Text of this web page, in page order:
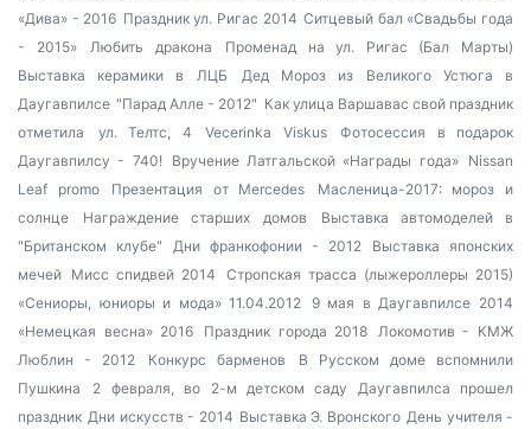
«Дива» - 2016 Праздник ул. Ригас 2014 Ситцевый бал «Свадьбы года
- 2015»
Любить дракона
Променад на ул. Ригас (Бал Марты)
Выставка керамики в ЛЦБ
Дед Мороз из Великого Устюга в
Даугавпилсе "Парад Алле - 2012" Как улица Варшавас свой праздник
отметила
ул. Телтс, 4 Vecerinka Viskus
Фотосессия в подарок
Даугавпилсу - 740!
Вручение Латгальской «Награды года»
Nissan
Leaf promo
Презентация от Mercedes
Масленица-2017: мороз и
солнце
Награждение старших домов
Выставка автомоделей в
"Британском клубе"
Дни франкофонии - 2012
Выставка японских
мечей Мисс спидвей 2014
Стропская трасса (лыжероллеры 2015)
«Сениоры, юниоры и мода» 11.04.2012
9 мая в Даугавпилсе 2014
«Немецкая весна» 2016
Праздник города 2018 Локомотив - КМЖ
Люблин - 2012
Конкурс барменов
В Русском доме вспомнили
Пушкина
2 февраля, во 2-м детском саду Даугавпилса прошел
праздник Дни искусств - 2014 Выставка Э. Вронского День учителя -